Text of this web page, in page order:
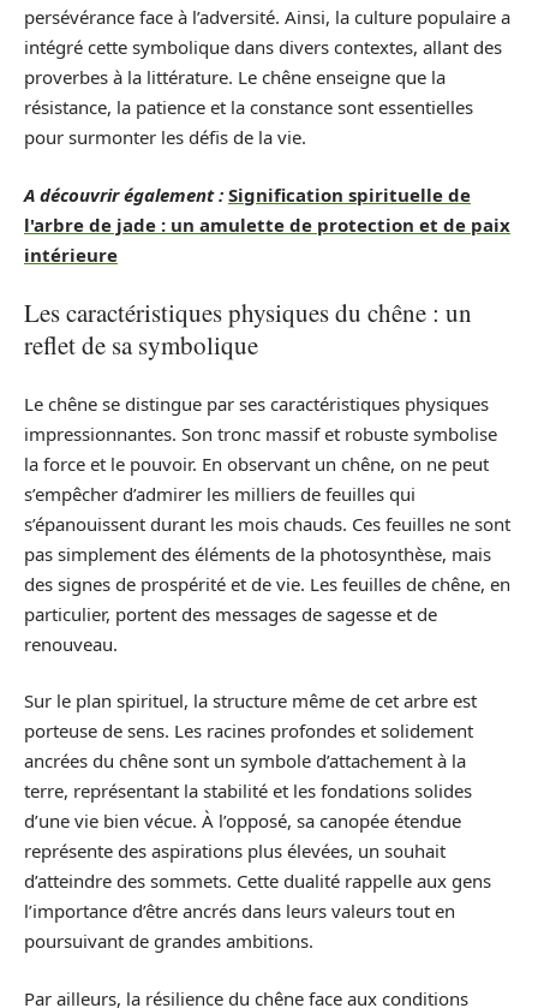
persévérance face à l’adversité. Ainsi, la culture populaire a
intégré cette symbolique dans divers contextes, allant des
proverbes à la littérature. Le chêne enseigne que la
résistance, la patience et la constance sont essentielles
pour surmonter les défis de la vie.
A découvrir également : Signification spirituelle de
l'arbre de jade : un amulette de protection et de paix
intérieure
Les caractéristiques physiques du chêne : un
reflet de sa symbolique
Le chêne se distingue par ses caractéristiques physiques
impressionnantes. Son tronc massif et robuste symbolise
la force et le pouvoir. En observant un chêne, on ne peut
s’empêcher d’admirer les milliers de feuilles qui
s’épanouissent durant les mois chauds. Ces feuilles ne sont
pas simplement des éléments de la photosynthèse, mais
des signes de prospérité et de vie. Les feuilles de chêne, en
particulier, portent des messages de sagesse et de
renouveau.
Sur le plan spirituel, la structure même de cet arbre est
porteuse de sens. Les racines profondes et solidement
ancrées du chêne sont un symbole d’attachement à la
terre, représentant la stabilité et les fondations solides
d’une vie bien vécue. À l’opposé, sa canopée étendue
représente des aspirations plus élevées, un souhait
d’atteindre des sommets. Cette dualité rappelle aux gens
l’importance d’être ancrés dans leurs valeurs tout en
poursuivant de grandes ambitions.
Par ailleurs, la résilience du chêne face aux conditions